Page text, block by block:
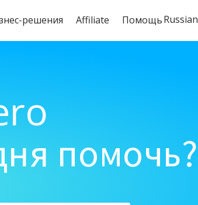
решения Affiliate Помощь
помочь?
Russian